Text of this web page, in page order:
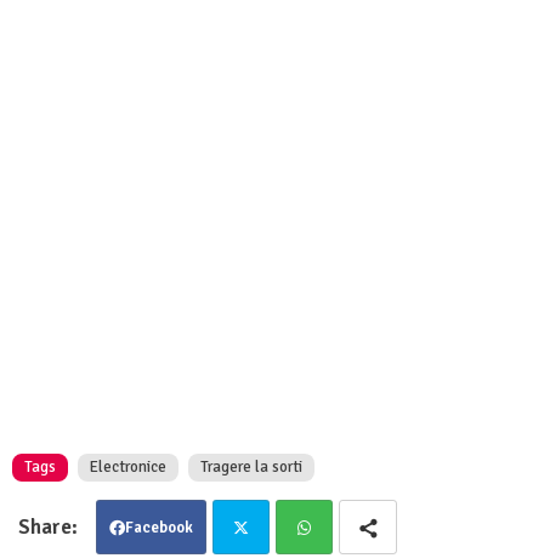
Tags Electronice Tragere la sorti
Facebook